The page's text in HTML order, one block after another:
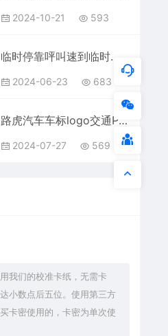
2024-10-21 593
临时停靠呯叫速到临时停车挪车电话牌通用plt格式激光打标文件
2024-06-23 683
路虎汽车车标logo交通PLC格式激光打标文件通用矢量图
2024-07-27 569
我们的校准卡纸，无需卡
小数点后五位。使用第三方
卡密使用的，卡密为单次使